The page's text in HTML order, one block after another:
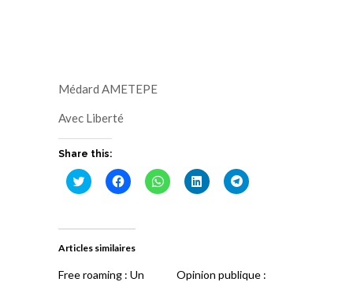
Médard AMETEPE
Avec Liberté
Share this:
Cliquez
pour
dans
nouvelle
Cliquez
pour
dans
nouvelle
Cliquez
pour
Cliquez
pour
Cliquez
pour
Articles similaires
Free roaming : Un
Opinion publique :